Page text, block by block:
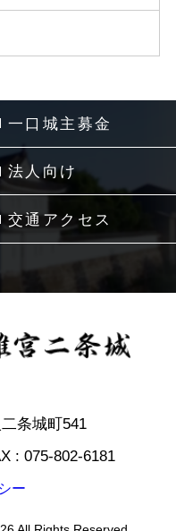
一口城主募金
法人向け
交通アクセス
条城町541
:075-802-6181
ー